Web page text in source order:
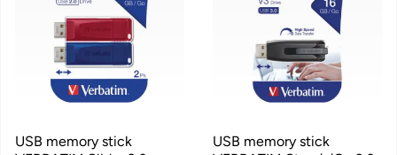
USB memory stick
USB memory stick